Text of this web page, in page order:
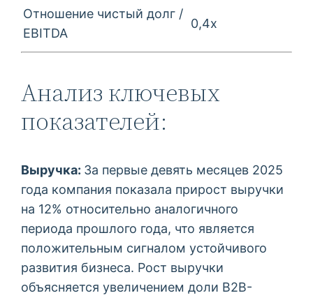
Отношение чистый долг /
EBITDA
0,4x
Анализ ключевых
показателей:
Выручка: За первые девять месяцев 2025
года компания показала прирост выручки
на 12% относительно аналогичного
периода прошлого года, что является
положительным сигналом устойчивого
развития бизнеса. Рост выручки
объясняется увеличением доли B2B-